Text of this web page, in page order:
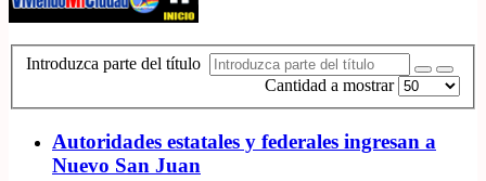
Introduzca parte del título
Cantidad a mostrar
Autoridades estatales y federales ingresan a
Nuevo San Juan